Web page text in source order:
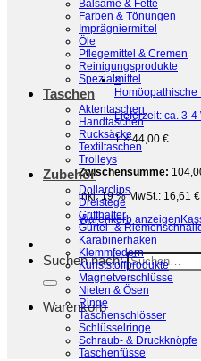
×
Lieferzeit: ca. 3-4
1 ×44,00 €
Zwischensumme:
inkl. 19 % MwSt.: 16,61 €
Warenkorb anzeigen
Suchen nach:
Warenkorb
Balsame & Fette
Farben & Tönungen
Imprägniermittel
Öle
Pflegemittel & Cremen
Reinigungsprodukte
Spezialmittel
Taschen
Aktentaschen
Handtaschen
Rucksäcke
Textiltaschen
Trolleys
Zubehör
Dollarclips
Dreistege
Griffhalter
Gürtel- &
Karabinerhaken
Klemmfedern
Kunststoffprodukte
Magnetverschlüsse
Nieten & Ösen
Ringe
Taschenschlösser
Schlüsselringe
Schraub- & Druckknöpfe
Taschenfüsse